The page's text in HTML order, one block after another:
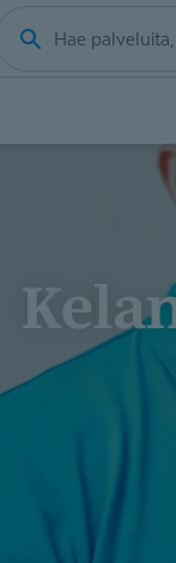
Kelan vaativa lääkinnällinen